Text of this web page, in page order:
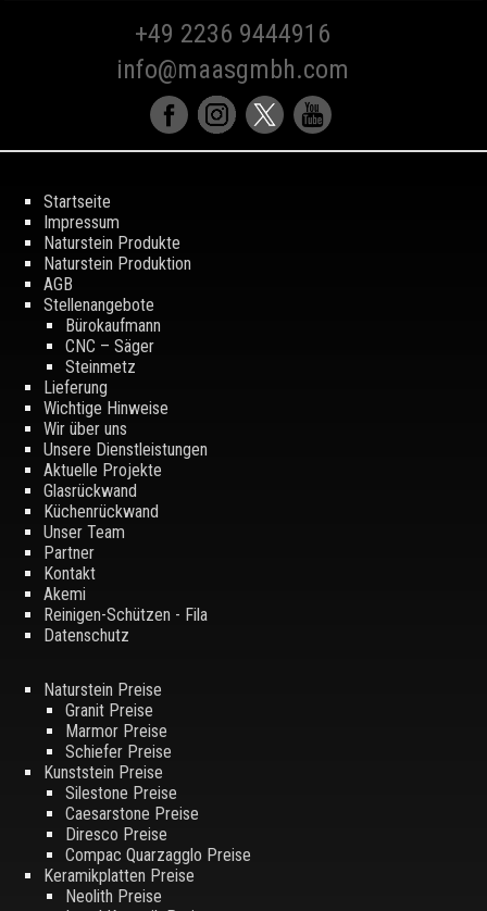
+49 2236 9444916
info@maasgmbh.com
Startseite
Impressum
Naturstein Produkte
Naturstein Produktion
AGB
Stellenangebote
Bürokaufmann
CNC – Säger
Steinmetz
Lieferung
Wichtige Hinweise
Wir über uns
Unsere Dienstleistungen
Aktuelle Projekte
Glasrückwand
Küchenrückwand
Unser Team
Partner
Kontakt
Akemi
Reinigen-Schützen - Fila
Datenschutz
Naturstein Preise
Granit Preise
Marmor Preise
Schiefer Preise
Kunststein Preise
Silestone Preise
Caesarstone Preise
Diresco Preise
Compac Quarzagglo Preise
Keramikplatten Preise
Neolith Preise